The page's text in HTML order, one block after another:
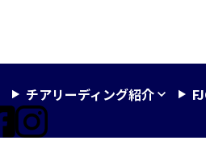
チアリーディング紹介